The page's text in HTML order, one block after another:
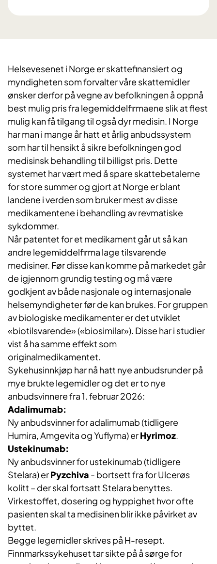
Helsevesenet i Norge er skattefinansiert og
myndigheten som forvalter våre skattemidler
ønsker derfor på vegne av befolkningen å oppnå
best mulig pris fra legemiddelfirmaene slik at flest
mulig kan få tilgang til også dyr medisin. I Norge
har man i mange år hatt et årlig anbudssystem
som har til hensikt å sikre befolkningen god
medisinsk behandling til billigst pris. Dette
systemet har vært med å spare skattebetalerne
for store summer og gjort at Norge er blant
landene i verden som bruker mest av disse
medikamentene i behandling av revmatiske
sykdommer.
Når patentet for et medikament går ut så kan
andre legemiddelfirma lage tilsvarende
medisiner. Før disse kan komme på markedet går
de igjennom grundig testing og må være
godkjent av både nasjonale og internasjonale
helsemyndigheter før de kan brukes. For gruppen
av biologiske medikamenter er det utviklet
«biotilsvarende» («biosimilar»). Disse har i studier
vist å ha samme effekt som
originalmedikamentet.
Sykehusinnkjøp har nå hatt nye anbudsrunder på
mye brukte legemidler og det er to nye
anbudsvinnere fra 1. februar 2026:
Adalimumab:
Ny anbudsvinner for adalimumab (tidligere
Humira, Amgevita og Yuflyma) erHyrimoz.
Ustekinumab:
Ny anbudsvinner for ustekinumab (tidligere
Stelara) erPyzchiva - bortsett fra for Ulcerøs
kolitt – der skal fortsatt Stelara benyttes.
Virkestoffet, dosering og hyppighet hvor ofte
pasienten skal ta medisinen blir ikke påvirket av
byttet.
Begge legemidler skrives på H-resept.
Finnmarkssykehuset tar sikte på å sørge for